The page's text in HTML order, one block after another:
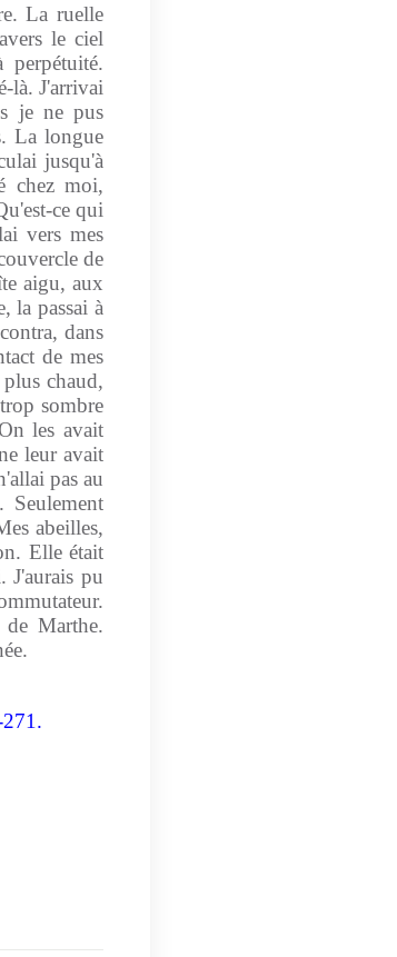
La ruelle
le ciel
perpétuité.
là. J'arrivai
je ne pus
La longue
jusqu'à
chez moi,
ce qui
vers mes
de
aigu, aux
la passai à
dans
de mes
chaud,
sombre
les avait
leur avait
pas au
Seulement
abeilles,
Elle était
J'aurais pu
Marthe.